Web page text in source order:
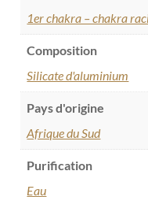
1er chakra – chakra
Composition
Silicate d'aluminium
Pays d'origine
Afrique du Sud
Purification
Eau